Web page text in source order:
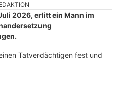
2026, erlitt ein Mann im
Tatverdächtigen fest und